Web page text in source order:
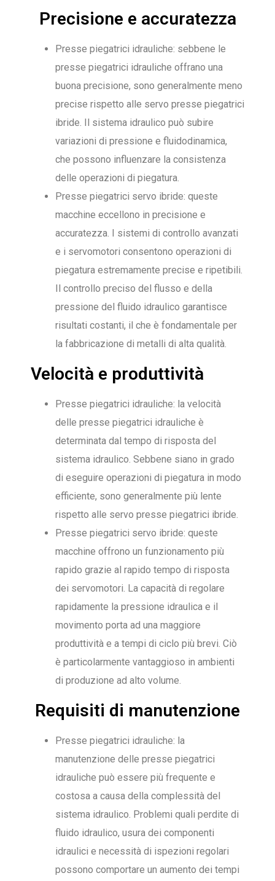
Precisione e accuratezza
Presse piegatrici idrauliche: sebbene le
presse piegatrici idrauliche offrano una
buona precisione, sono generalmente meno
precise rispetto alle servo presse piegatrici
ibride. Il sistema idraulico può subire
variazioni di pressione e fluidodinamica,
che possono influenzare la consistenza
delle operazioni di piegatura.
Presse piegatrici servo ibride: queste
macchine eccellono in precisione e
accuratezza. I sistemi di controllo avanzati
e i servomotori consentono operazioni di
piegatura estremamente precise e ripetibili.
Il controllo preciso del flusso e della
pressione del fluido idraulico garantisce
risultati costanti, il che è fondamentale per
la fabbricazione di metalli di alta qualità.
Velocità e produttività
Presse piegatrici idrauliche: la velocità
delle presse piegatrici idrauliche è
determinata dal tempo di risposta del
sistema idraulico. Sebbene siano in grado
di eseguire operazioni di piegatura in modo
efficiente, sono generalmente più lente
rispetto alle servo presse piegatrici ibride.
Presse piegatrici servo ibride: queste
macchine offrono un funzionamento più
rapido grazie al rapido tempo di risposta
dei servomotori. La capacità di regolare
rapidamente la pressione idraulica e il
movimento porta ad una maggiore
produttività e a tempi di ciclo più brevi. Ciò
è particolarmente vantaggioso in ambienti
di produzione ad alto volume.
Requisiti di manutenzione
Presse piegatrici idrauliche: la
manutenzione delle presse piegatrici
idrauliche può essere più frequente e
costosa a causa della complessità del
sistema idraulico. Problemi quali perdite di
fluido idraulico, usura dei componenti
idraulici e necessità di ispezioni regolari
possono comportare un aumento dei tempi